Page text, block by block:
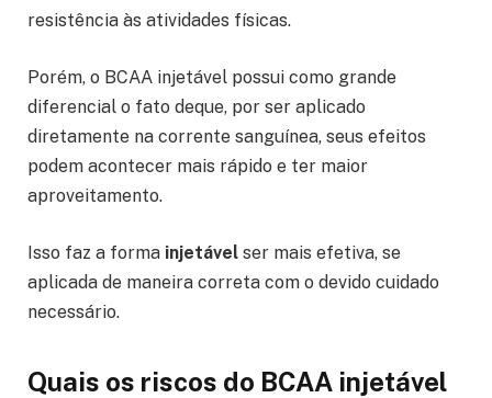
resistência às atividades físicas.
Porém, o BCAA injetável possui como grande
diferencial o fato deque, por ser aplicado
diretamente na corrente sanguínea, seus efeitos
podem acontecer mais rápido e ter maior
aproveitamento.
Isso faz a forma injetável ser mais efetiva, se
aplicada de maneira correta com o devido cuidado
necessário.
Quais os riscos do BCAA injetável